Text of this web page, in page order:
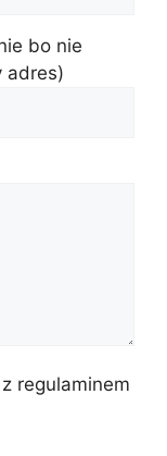
bo nie
adres)
regulaminem